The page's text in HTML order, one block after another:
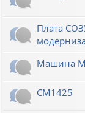
Плата
Машина
СМ1425